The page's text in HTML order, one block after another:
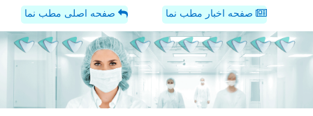
صفحه اخبار مطب نما صفحه اصلی مطب نما